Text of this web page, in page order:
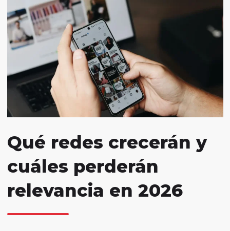
Qué redes crecerán y
cuáles perderán
relevancia en 2026